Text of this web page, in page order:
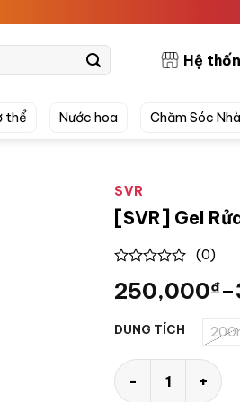
Hệ
thể Nước hoa Chăm Sóc
SVR
[SVR] Gel
out
(0)
250,000₫–
DUNG TÍCH
[SVR] Gel Rửa